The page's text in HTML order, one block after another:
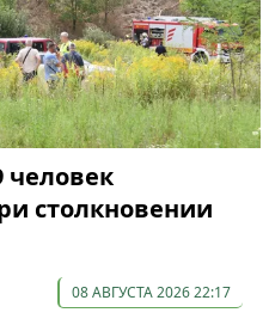
человек
столкновении
08 АВГУСТА 2026 22:17